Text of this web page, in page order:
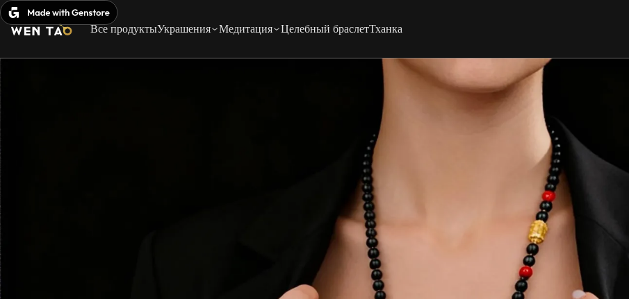
Перейти
к
Все продуктыУкрашения Медитация Целебный браслетТханка